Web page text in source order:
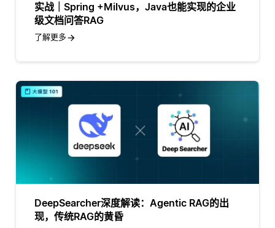
实战｜Spring +Milvus，Java也能实现的企业
级文档问答RAG
了解更多
DeepSearcher深度解读：Agentic RAG的出
现，传统RAG的黄昏